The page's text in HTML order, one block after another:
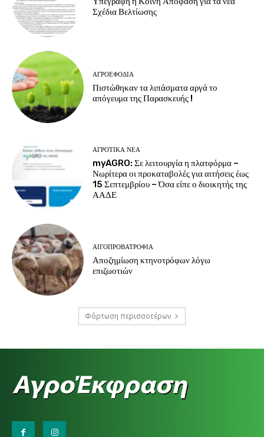
Σχέδια Βελτίωσης
ΑΓΡΟΕΦΌΔΙΑ
Πιστώθηκαν τα λιπάσματα αργά το
απόγευμα της Παρασκευής !
ΑΓΡΟΤΙΚΆ ΝΈΑ
myAGRO: Σε λειτουργία η πλατφόρμα –
Νωρίτερα οι προκαταβολές για αιτήσεις έως
15 Σεπτεμβρίου – Όσα είπε ο διοικητής της
ΑΑΔΕ
ΑΙΓΟΠΡΟΒΑΤΡΟΦΊΑ
Αποζημίωση κτηνοτρόφων λόγω
επιζωοτιών
Φόρτωση περισσοτέρων